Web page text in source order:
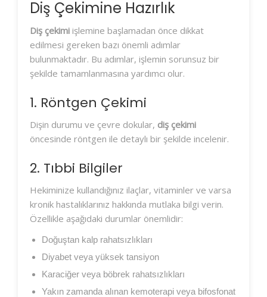
Diş Çekimine Hazırlık
Diş çekimi işlemine başlamadan önce dikkat
edilmesi gereken bazı önemli adımlar
bulunmaktadır. Bu adımlar, işlemin sorunsuz bir
şekilde tamamlanmasına yardımcı olur.
1. Röntgen Çekimi
Dişin durumu ve çevre dokular, diş çekimi
öncesinde röntgen ile detaylı bir şekilde incelenir.
2. Tıbbi Bilgiler
Hekiminize kullandığınız ilaçlar, vitaminler ve varsa
kronik hastalıklarınız hakkında mutlaka bilgi verin.
Özellikle aşağıdaki durumlar önemlidir:
Doğuştan kalp rahatsızlıkları
Diyabet veya yüksek tansiyon
Karaciğer veya böbrek rahatsızlıkları
Yakın zamanda alınan kemoterapi veya bifosfonat